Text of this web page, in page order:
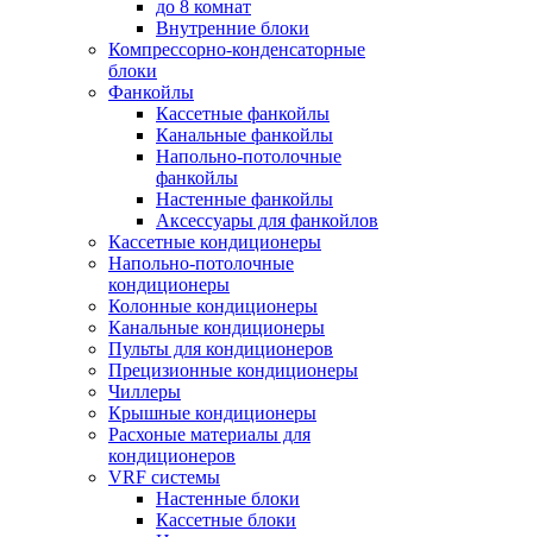
до 8 комнат
Внутренние блоки
Компрессорно-конденсаторные
блоки
Фанкойлы
Кассетные фанкойлы
Канальные фанкойлы
Напольно-потолочные
фанкойлы
Настенные фанкойлы
Аксессуары для фанкойлов
Кассетные кондиционеры
Напольно-потолочные
кондиционеры
Колонные кондиционеры
Канальные кондиционеры
Пульты для кондиционеров
Прецизионные кондиционеры
Чиллеры
Крышные кондиционеры
Расхоные материалы для
кондиционеров
VRF системы
Настенные блоки
Кассетные блоки